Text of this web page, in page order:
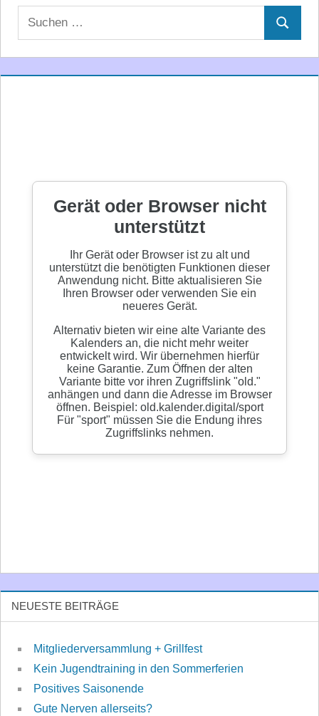
Suchen
NEUESTE BEITRÄGE
Mitgliederversammlung + Grillfest
Kein Jugendtraining in den Sommerferien
Positives Saisonende
Gute Nerven allerseits?